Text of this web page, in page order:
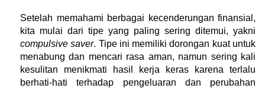
Setelah memahami berbagai kecenderungan finansial,
compulsive saver. Tipe ini memiliki dorongan kuat untuk
menabung dan mencari rasa aman, namun sering kali
kesulitan menikmati hasil kerja keras karena terlalu
berhati-hati terhadap pengeluaran dan perubahan